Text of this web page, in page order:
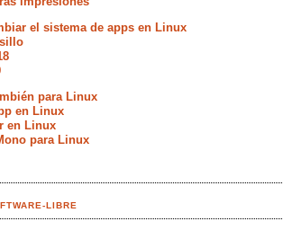
el sistema de apps en Linux
para Linux
en Linux
en Linux
para Linux
LIBRE